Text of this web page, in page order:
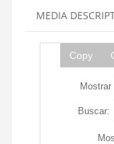
MEDIA
Copy
Mostrar
Buscar: